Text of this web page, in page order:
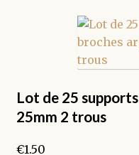
Lot de 25
25mm 2 trous
€1.50